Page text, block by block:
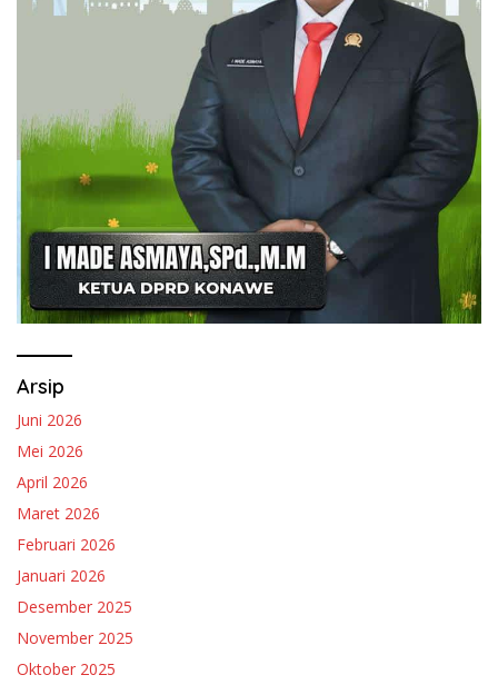
Arsip
Juni 2026
Mei 2026
April 2026
Maret 2026
Februari 2026
Januari 2026
Desember 2025
November 2025
Oktober 2025